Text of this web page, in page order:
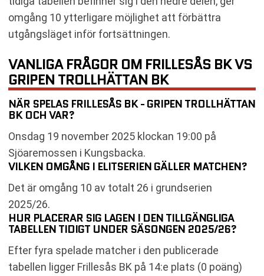
omgång 10 ytterligare möjlighet att förbättra
utgångsläget inför fortsättningen.
VANLIGA FRÅGOR OM FRILLESÅS BK VS
GRIPEN TROLLHÄTTAN BK
NÄR SPELAS FRILLESÅS BK - GRIPEN TROLLHÄTTAN
BK OCH VAR?
Onsdag 19 november 2025 klockan 19:00 på
Sjöaremossen i Kungsbacka.
VILKEN OMGÅNG I ELITSERIEN GÄLLER MATCHEN?
Det är omgång 10 av totalt 26 i grundserien
2025/26.
HUR PLACERAR SIG LAGEN I DEN TILLGÄNGLIGA
TABELLEN TIDIGT UNDER SÄSONGEN 2025/26?
Efter fyra spelade matcher i den publicerade
tabellen ligger Frillesås BK på 14:e plats (0 poäng)